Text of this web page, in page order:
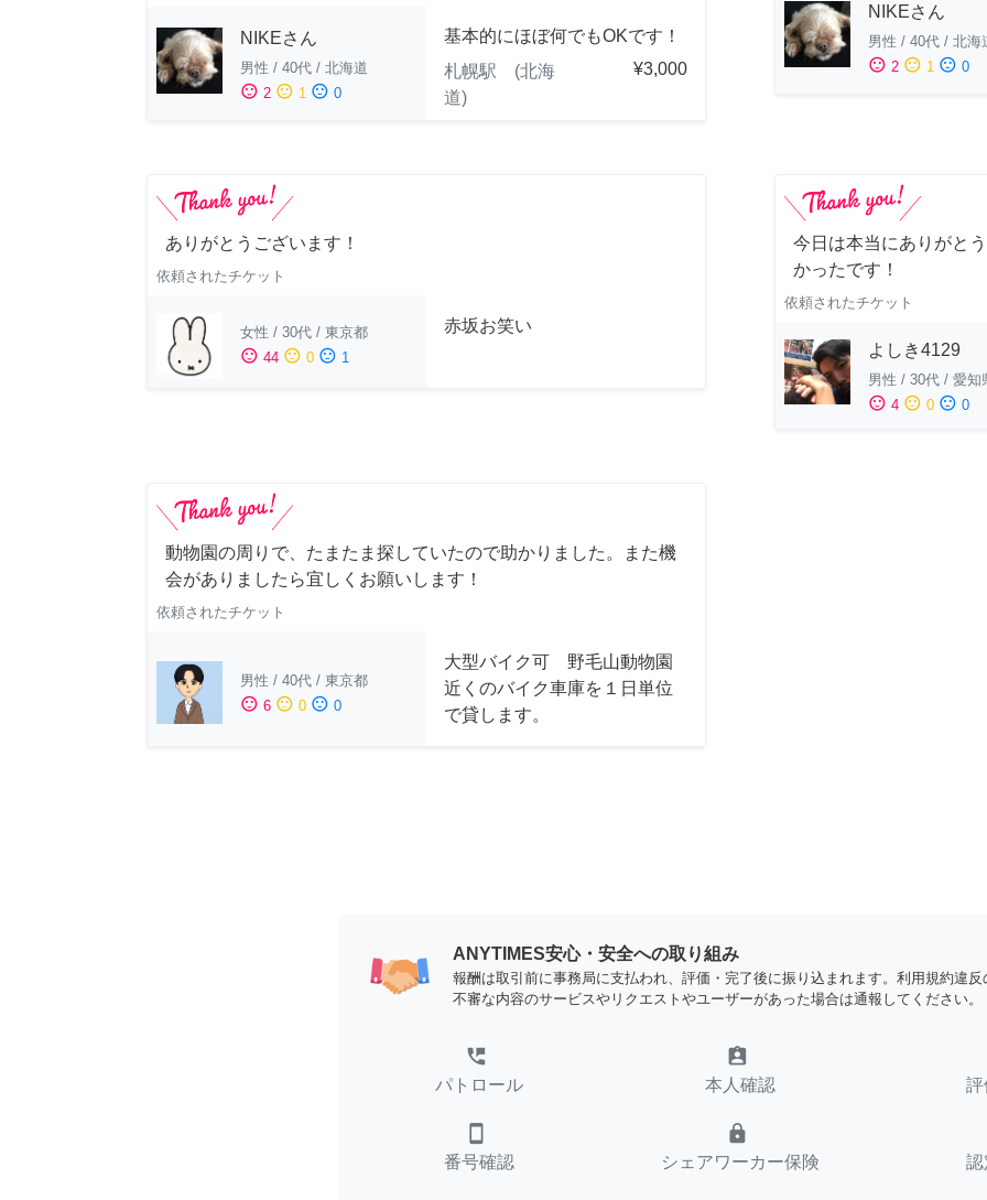
NIKEさん
男性 / 40代 / 北海道
sentiment_satisfied 2 sentiment_neutral 1 sentiment_dissatisfied 0
基本的にほぼ何でもOKです！
札幌駅 (北海
道)
¥3,000
NIKEさん
男性 / 40代 / 北海
sentiment_satisfied 2 sentiment_neutral 1 sentiment_dissatisfied 0
ありがとうございます！
依頼されたチケット
女性 / 30代 / 東京都
sentiment_satisfied 44 sentiment_neutral 0 sentiment_dissatisfied 1
赤坂お笑い
今日は本当にありがと
かったです！
依頼されたチケット
よしき4129
男性 / 30代 / 愛知
sentiment_satisfied 4 sentiment_neutral 0 sentiment_dissatisfied 0
動物園の周りで、たまたま探していたので助かりました。また機
会がありましたら宜しくお願いします！
依頼されたチケット
男性 / 40代 / 東京都
sentiment_satisfied 6 sentiment_neutral 0 sentiment_dissatisfied 0
大型バイク可 野毛山動物園
近くのバイク車庫を１日単位
で貸します。
ANYTIMES安心・安全への取り組み
報酬は取引前に事務局に支払われ、評価・完了後に振り込まれます。利用規約違
不審な内容のサービスやリクエストやユーザーがあった場合は通報してください。
perm_phone_msg
パトロール
assignment_ind
本人確認
smartphone
番号確認
lock
シェアワーカー保険